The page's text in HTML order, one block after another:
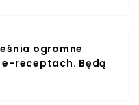
ogromne
e-receptach. Będą